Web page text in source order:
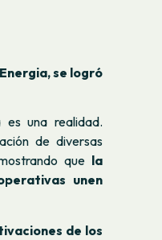
se logró
una realidad.
de diversas
que la
unen
de los